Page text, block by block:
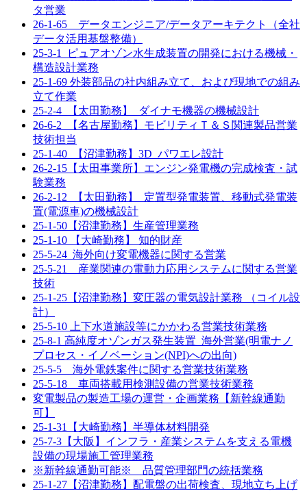
タ営業
26-1-65 データエンジニア/データアーキテクト（全社
データ活用基盤整備）
25-3-1_ピュアオゾン水生成装置の開発における機械・
構造設計業務
25-1-69 外装部品の社内組み立て、および現地での組み
立て作業
25-2-4_【太田勤務】_ダイナモ機器の機械設計
26-6-2_【名古屋勤務】モビリティＴ＆Ｓ関連製品営業
技術担当
25-1-40_【沼津勤務】3D_パワエレ設計
26-2-15【太田事業所】エンジン発電機の完成検査・試
験業務
26-2-12_【太田勤務】_定置型発電装置、移動式発電装
置(電源車)の機械設計
25-1-50【沼津勤務】生産管理業務
25-1-10 【大崎勤務】 知的財産
25-5-24_海外向け変電機器に関する営業
25-5-21 産業関連の電動力応用システムに関する営業
技術
25-1-25【沼津勤務】変圧器の電気設計業務 （コイル設
計）
25-5-10 上下水道施設等にかかわる営業技術業務
25-8-1 高純度オゾンガス発生装置_海外営業(明電ナノ
プロセス・イノベーション(NPI)への出向)
25-5-5 海外電鉄案件に関する営業技術業務
25-5-18 車両搭載用検測設備の営業技術業務
変電製品の製造工場の運営・企画業務【新幹線通勤
可】
25-1-31【大崎勤務】半導体材料開発
25-7-3【大阪】インフラ・産業システムを支える電機
設備の現場施工管理業務
※新幹線通勤可能※ 品質管理部門の統括業務
25-1-27【沼津勤務】配電盤の出荷検査、現地立ち上げ